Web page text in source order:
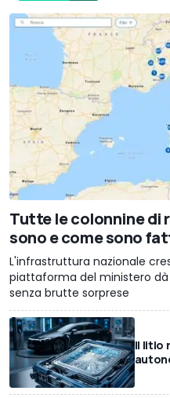
Tutte le colonnine di
sono e come sono
L'infrastruttura nazionale
piattaforma del ministero
senza brutte sorprese
Il litio